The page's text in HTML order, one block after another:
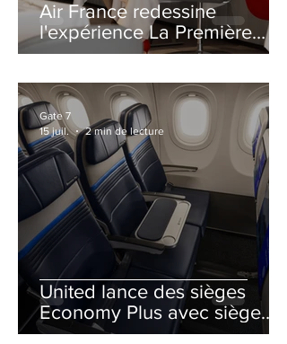
Air France redessine
l'expérience La Première
avec un salon entièrement
United lance des sièges
Economy Plus avec siège
central neutralisé
Gate 7
15 juil.
2 min de lecture